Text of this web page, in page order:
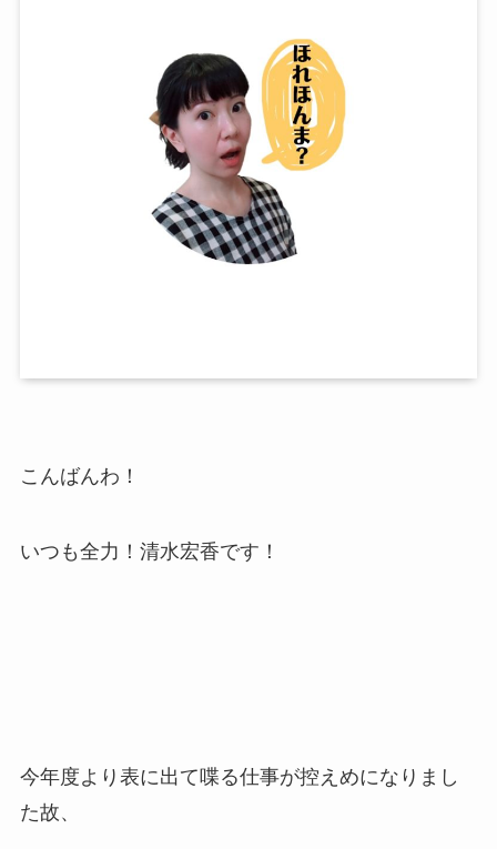
こんばんわ！
いつも全力！清水宏香です！
今年度より表に出て喋る仕事が控えめになりまし
た故、